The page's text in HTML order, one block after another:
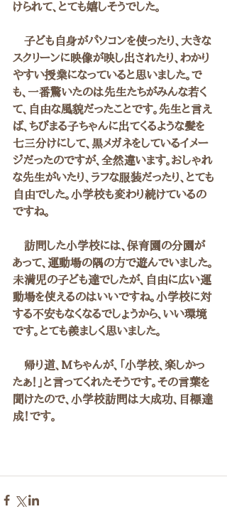
けられて、とても嬉しそうでした。
子ども自身がパソコンを使ったり、大きな
スクリーンに映像が映し出されたり、わかり
やすい授業になっていると思いました。で
も、一番驚いたのは先生たちがみんな若く
て、自由な風貌だったことです。先生と言え
ば、ちびまる子ちゃんに出てくるような髪を
七三分けにして、黒メガネをしているイメー
ジだったのですが、全然違います。おしゃれ
な先生がいたり、ラフな服装だったり、とても
自由でした。小学校も変わり続けているの
ですね。
訪問した小学校には、保育園の分園が
あって、運動場の隅の方で遊んでいました。
未満児の子ども達でしたが、自由に広い運
動場を使えるのはいいですね。小学校に対
する不安もなくなるでしょうから、いい環境
です。とても羨ましく思いました。
帰り道、Mちゃんが、「小学校、楽しかっ
たぁ！」と言ってくれたそうです。その言葉を
聞けたので、小学校訪問は大成功、目標達
成！です。